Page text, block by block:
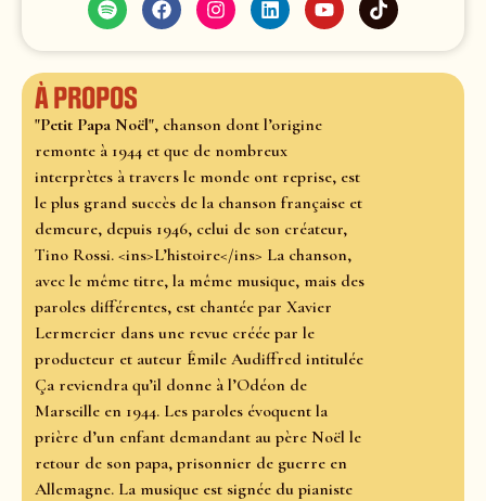
À propos
"Petit Papa Noël", chanson dont l’origine
remonte à 1944 et que de nombreux
interprètes à travers le monde ont reprise, est
le plus grand succès de la chanson française et
demeure, depuis 1946, celui de son créateur,
Tino Rossi. <ins>L’histoire</ins> La chanson,
avec le même titre, la même musique, mais des
paroles différentes, est chantée par Xavier
Lermercier dans une revue créée par le
producteur et auteur Émile Audiffred intitulée
Ça reviendra qu’il donne à l’Odéon de
Marseille en 1944. Les paroles évoquent la
prière d’un enfant demandant au père Noël le
retour de son papa, prisonnier de guerre en
Allemagne. La musique est signée du pianiste